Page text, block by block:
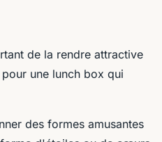
de la rendre attractive
pour une lunch box qui
des formes amusantes